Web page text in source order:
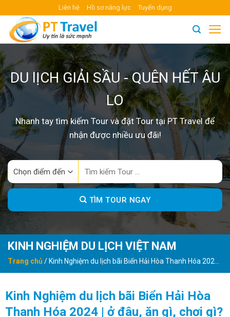
content
Liên hệ Hồ sơ năng lực Tuyển dụng
DU lỊCH GIẢI SẦU - QUÊN HẾT ÂU
LO
Nhanh tay tìm kiếm Tour và đặt Tour tại PT Travel để
nhận được nhiều ưu đãi!
TÌM TOUR NGAY
KINH NGHIỆM DU LỊCH VIỆT NAM
Trang chủ/Kinh Nghiệm du lịch bãi Biển Hải Hòa Thanh Hóa 2024 |
ở đâu, ăn gì, chơi gì?
Kinh Nghiệm du lịch bãi Biển Hải Hòa
Thanh Hóa 2024 | ở đâu, ăn gì, chơi gì?